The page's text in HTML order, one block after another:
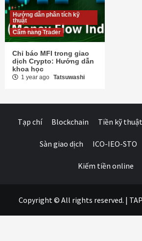
Hướng dẫn phân tích kỹ
thuật
Cẩm nang Trader
Chỉ báo MFI trong giao
dịch Crypto: Hướng dẫn
khoa học
1 year ago Tatsuwashi
Tạp chí Blockchain Tiền kỹ
Sàn giao dịch ICO-IEO-STO
Kiếm tiền online
Copyright © All rights reserved. |